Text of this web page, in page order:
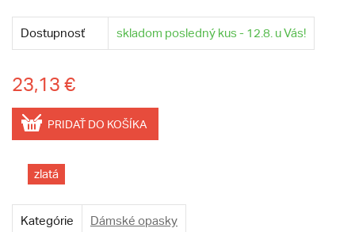
Dostupnosť skladom posledný kus - 12.8. u Vás!
23,13 €
PRIDAŤ DO KOŠÍKA
zlatá
Kategórie Dámské opasky